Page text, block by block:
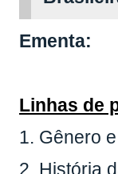
Ementa:
Linhas de
1. Gênero
2. História